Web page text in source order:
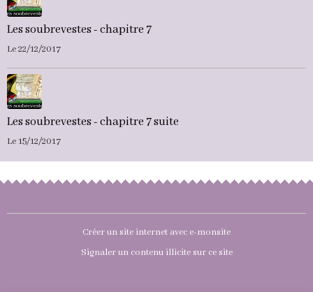
Les soubrevestes - chapitre 7
Le 22/12/2017
Les soubrevestes - chapitre 7 suite
Le 15/12/2017
Créer un site internet avec e-monsite
Signaler un contenu illicite sur ce site